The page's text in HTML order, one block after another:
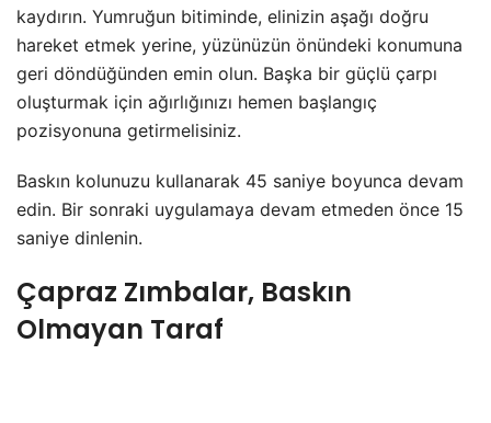
kaydırın. Yumruğun bitiminde, elinizin aşağı doğru
hareket etmek yerine, yüzünüzün önündeki konumuna
geri döndüğünden emin olun. Başka bir güçlü çarpı
oluşturmak için ağırlığınızı hemen başlangıç
pozisyonuna getirmelisiniz.
Baskın kolunuzu kullanarak 45 saniye boyunca devam
edin. Bir sonraki uygulamaya devam etmeden önce 15
saniye dinlenin.
Çapraz Zımbalar, Baskın
Olmayan Taraf